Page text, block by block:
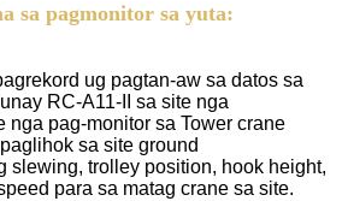
sa pagmonitor sa yuta:
ug pagtan-aw sa datos sa
RC-A11-II sa site nga
nga pag-monitor sa Tower crane
sa site ground
slewing, trolley position, hook height,
para sa matag crane sa site.